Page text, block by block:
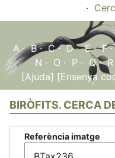
·
A·B·C·D·E·F
N · O · P · Q·R
[Ajuda] [Ensenya
BIRÒFITS. CERCA
Referència imatge